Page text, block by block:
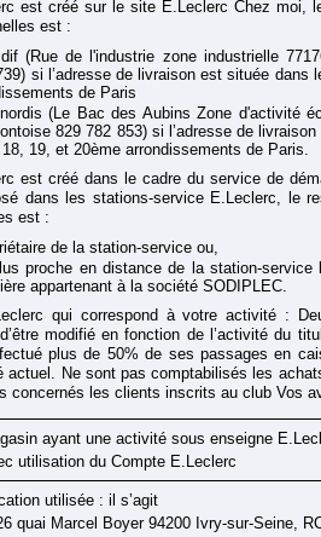
est créé sur le site E.Leclerc Chez moi,
est :
(Rue de l'industrie zone industrielle
si l’adresse de livraison est située dans
de Paris
(Le Bac des Aubins Zone d'activité
829 782 853) si l’adresse de
19, et 20ème arrondissements de Paris.
est créé dans le cadre du service de
dans les stations-service E.Leclerc, le
est :
de la station-service ou,
proche en distance de la station-service
appartenant à la société SODIPLEC.
qui correspond à votre activité :
modifié en fonction de l’activité du
plus de 50% de ses passages en
actuel. Ne sont pas comptabilisés les
concernés les clients inscrits au club Vos
ayant une activité sous enseigne
utilisation du Compte E.Leclerc
utilisée : il s’agit
quai Marcel Boyer 94200 Ivry-sur-Seine,